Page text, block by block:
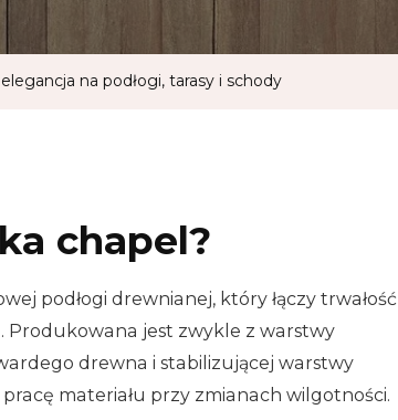
na podłogi, tarasy i schody
chapel?
podłogi drewnianej, który łączy trwałość
jest zwykle z warstwy
drewna i stabilizującej warstwy
materiału przy zmianach wilgotności.